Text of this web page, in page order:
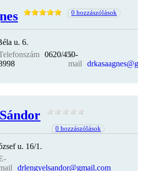
0 hozzászólások
u. 6.
0620/450-
E-
mail
0 hozzászólások
u. 16/1.
drlengyelsandor@gmail.com